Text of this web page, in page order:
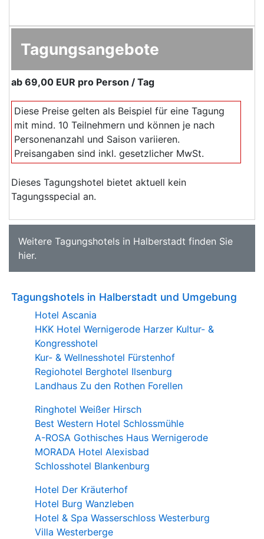
Tagungsangebote
ab 69,00 EUR pro Person / Tag
Diese Preise gelten als Beispiel für eine Tagung
mit mind. 10 Teilnehmern und können je nach
Personenanzahl und Saison variieren.
Preisangaben sind inkl. gesetzlicher MwSt.
Dieses Tagungshotel bietet aktuell kein
Tagungsspecial an.
Weitere Tagungshotels in Halberstadt finden Sie
hier.
Tagungshotels in Halberstadt und Umgebung
Hotel Ascania
HKK Hotel Wernigerode Harzer Kultur- &
Kongresshotel
Kur- & Wellnesshotel Fürstenhof
Regiohotel Berghotel Ilsenburg
Landhaus Zu den Rothen Forellen
Ringhotel Weißer Hirsch
Best Western Hotel Schlossmühle
A-ROSA Gothisches Haus Wernigerode
MORADA Hotel Alexisbad
Schlosshotel Blankenburg
Hotel Der Kräuterhof
Hotel Burg Wanzleben
Hotel & Spa Wasserschloss Westerburg
Villa Westerberge